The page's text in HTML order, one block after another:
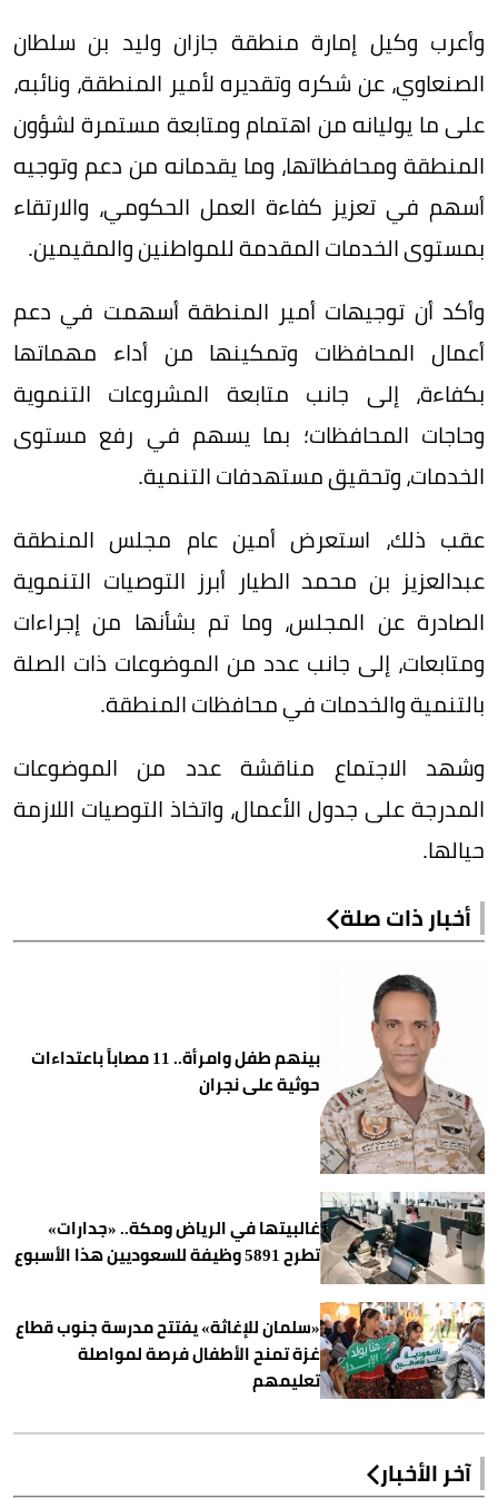
وأعرب وكيل إمارة منطقة جازان وليد بن سلطان
الصنعاوي، عن شكره وتقديره لأمير المنطقة، ونائبه،
على ما يوليانه من اهتمام ومتابعة مستمرة لشؤون
المنطقة ومحافظاتها، وما يقدمانه من دعم وتوجيه
أسهم في تعزيز كفاءة العمل الحكومي، والارتقاء
بمستوى الخدمات المقدمة للمواطنين والمقيمين.
وأكد أن توجيهات أمير المنطقة أسهمت في دعم
أعمال المحافظات وتمكينها من أداء مهماتها
بكفاءة، إلى جانب متابعة المشروعات التنموية
وحاجات المحافظات؛ بما يسهم في رفع مستوى
الخدمات، وتحقيق مستهدفات التنمية.
عقب ذلك، استعرض أمين عام مجلس المنطقة
عبدالعزيز بن محمد الطيار أبرز التوصيات التنموية
الصادرة عن المجلس، وما تم بشأنها من إجراءات
ومتابعات، إلى جانب عدد من الموضوعات ذات الصلة
بالتنمية والخدمات في محافظات المنطقة.
وشهد الاجتماع مناقشة عدد من الموضوعات
المدرجة على جدول الأعمال، واتخاذ التوصيات اللازمة
حيالها.
أخبار ذات صلة
بينهم طفل وامرأة.. 11 مصاباً باعتداءات
حوثية على نجران
غالبيتها في الرياض ومكة.. «جدارات»
تطرح 5891 وظيفة للسعوديين هذا الأسبوع
«سلمان للإغاثة» يفتتح مدرسة جنوب قطاع
غزة تمنح الأطفال فرصة لمواصلة
تعليمهم
آخر الأخبار